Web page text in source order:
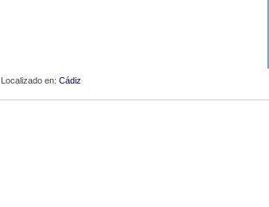
Localizado en: Cádiz